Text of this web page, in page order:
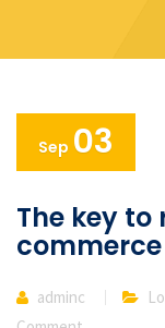
Sep 03
The key
commerce
adminc